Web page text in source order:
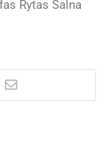
Rytas Šalna